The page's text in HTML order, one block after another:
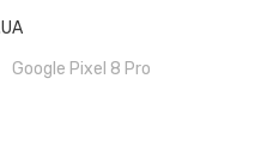
Google Pixel 8 Pro